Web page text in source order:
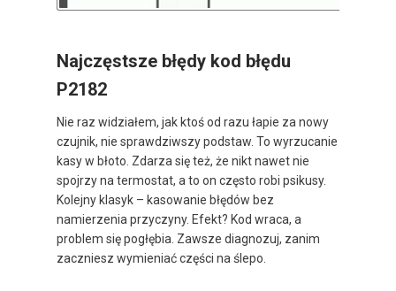
Najczęstsze błędy kod błędu
P2182
Nie raz widziałem, jak ktoś od razu łapie za nowy
czujnik, nie sprawdziwszy podstaw. To wyrzucanie
kasy w błoto. Zdarza się też, że nikt nawet nie
spojrzy na termostat, a to on często robi psikusy.
Kolejny klasyk – kasowanie błędów bez
namierzenia przyczyny. Efekt? Kod wraca, a
problem się pogłębia. Zawsze diagnozuj, zanim
zaczniesz wymieniać części na ślepo.